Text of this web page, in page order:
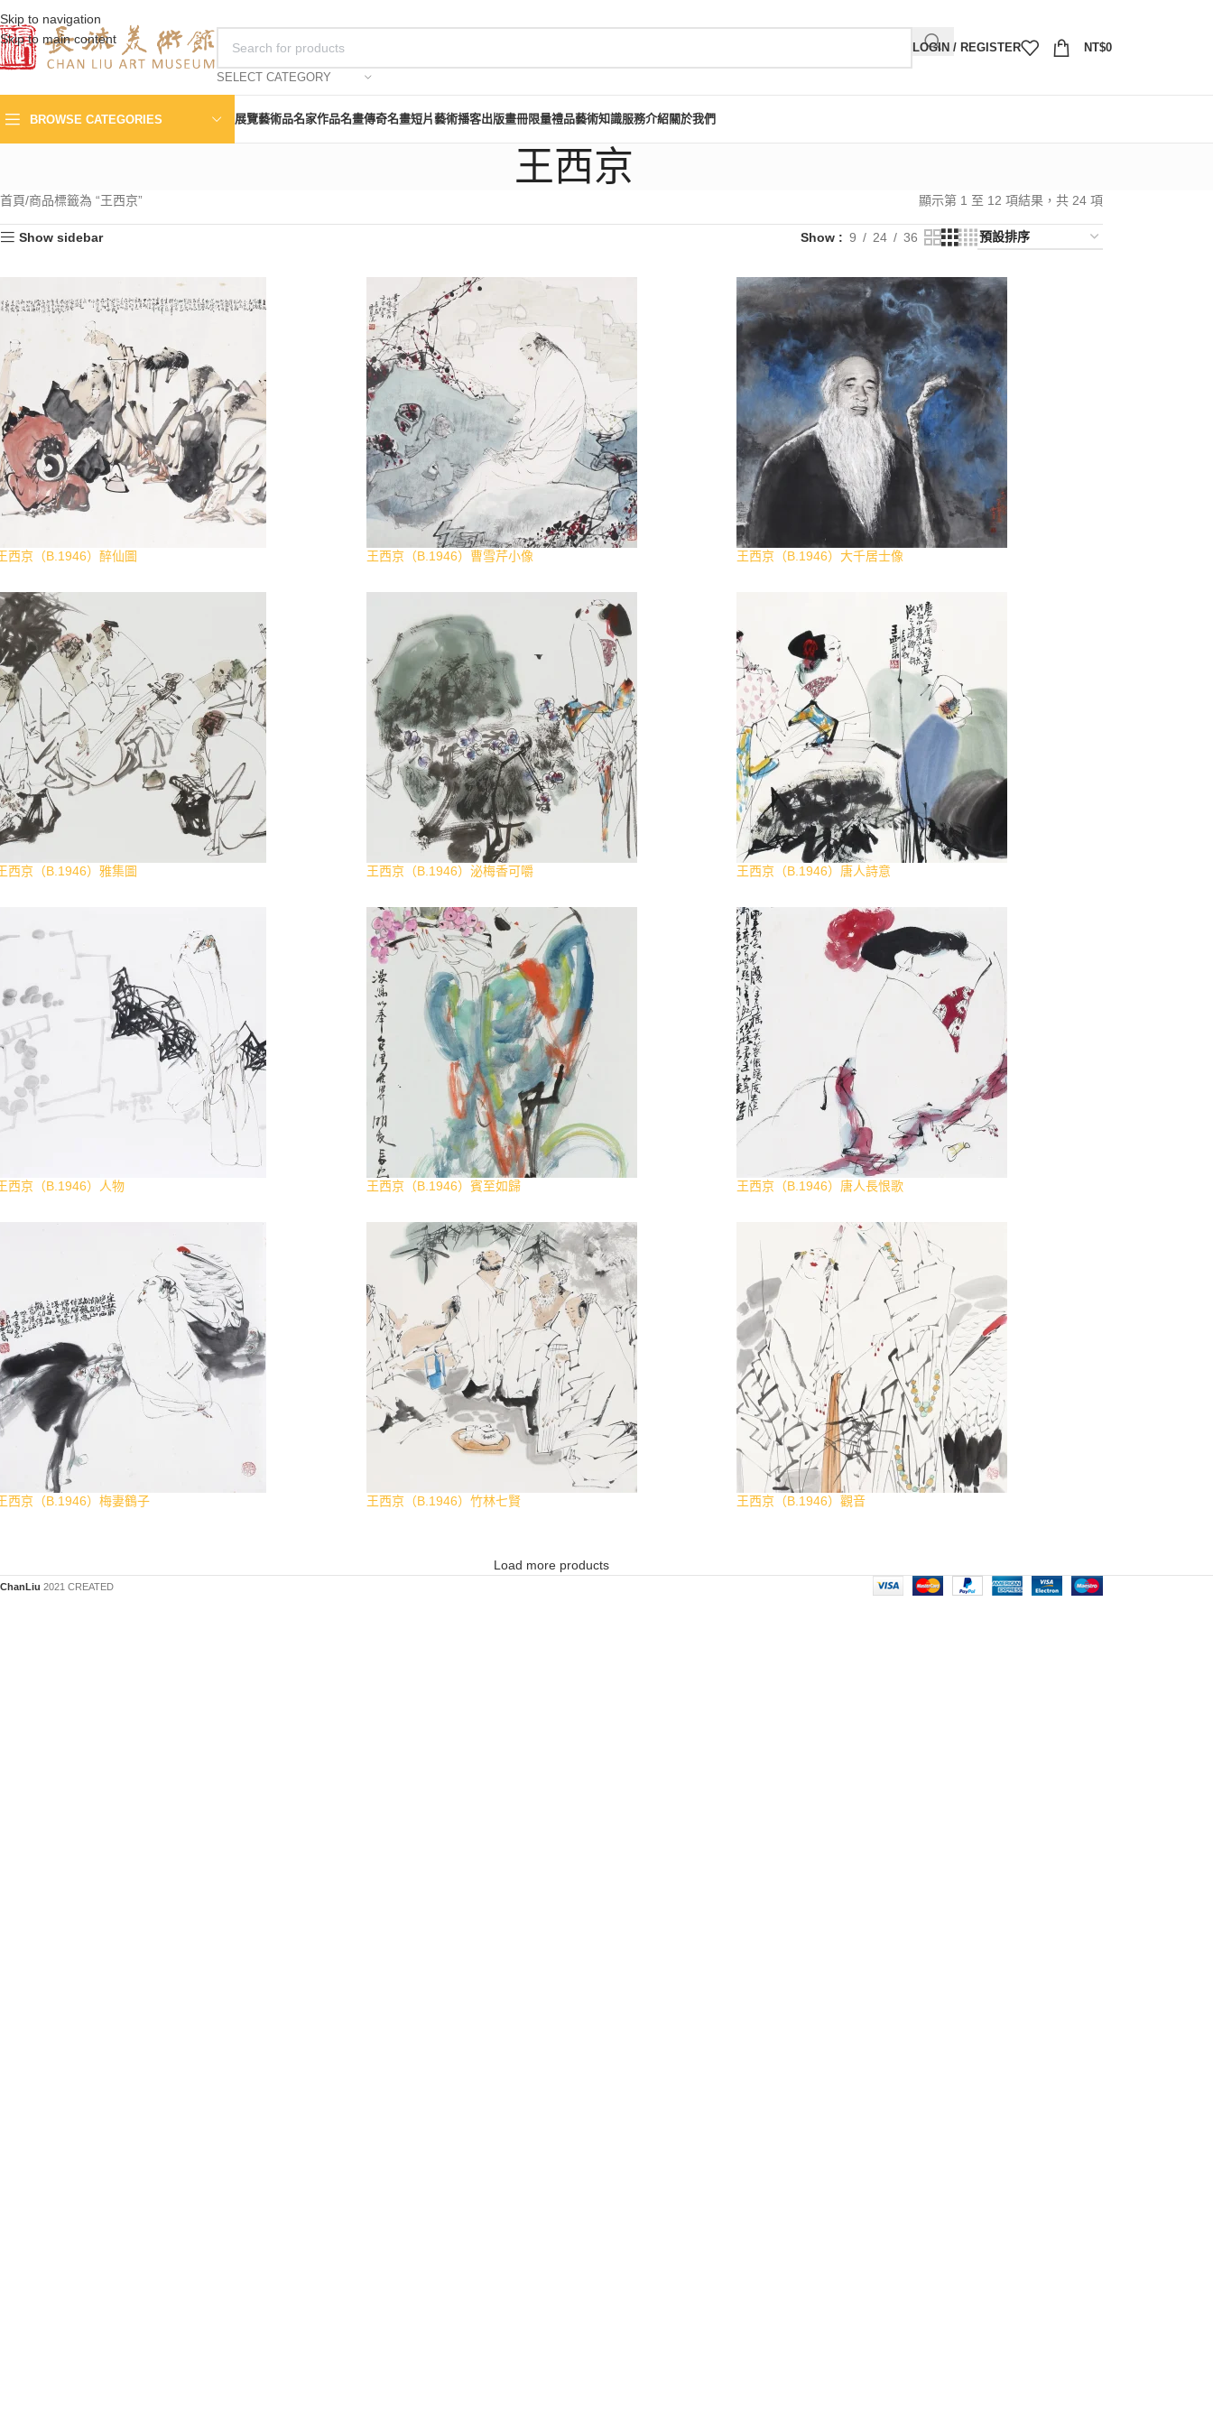
Skip to navigation
Skip to main content
SELECT CATEGORY
LOGIN / REGISTER NT$0
BROWSE CATEGORIES 展覽藝術品名家作品名畫傳奇名畫短片藝術播客出版畫冊限量禮品藝術知識服務介紹關於我們
王西京
首頁 商品標籤為 “王西京” 顯示第 1 至 12 項結果，共 24 項
Show sidebar Show 9 24 36
西京（B.1946）醉仙圖 王西京（B.1946）曹雪芹小像 王西京（B.1946）大千居士像
西京（B.1946）雅集圖 王西京（B.1946）泌梅香可嚼 王西京（B.1946）唐人詩意
西京（B.1946）人物 王西京（B.1946）賓至如歸 王西京（B.1946）唐人長恨歌
西京（B.1946）梅妻鶴子 王西京（B.1946）竹林七賢 王西京（B.1946）觀音
Load more products
ChanLiu 2021 CREATED